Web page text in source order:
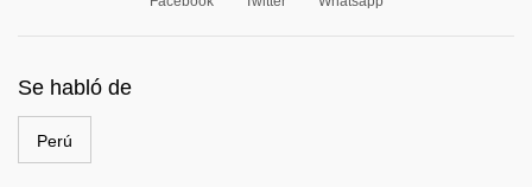
Se habló de
Perú